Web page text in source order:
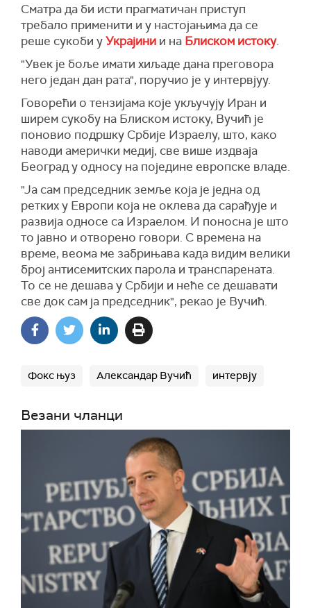
Сматра да би исти прагматичан приступ
требало применити и у настојањима да се
реше сукоби уУкрајини и на Блиском истоку.
"Увек је боље имати хиљаде дана преговора
него један дан рата", поручио је у интервјуу.
Говорећи о тензијама које укључују Иран и
ширем сукобу на Блиском истоку, Вучић је
поновио подршку Србије Израелу, што, како
наводи амерички медиј, све више издваја
Београд у односу на поједине европске владе.
"Ја сам председник земље која је једна од
ретких у Европи која не оклева да сарађује и
развија односе са Израелом. И поносна је што
то јавно и отворено говори. С времена на
време, веома ме забрињава када видим велики
број антисемитских парола и транспарената.
То се не дешава у Србији и неће се дешавати
све док сам ја председник", рекао је Вучић.
Фокс њуз Александар Вучић интервју
Везани чланци